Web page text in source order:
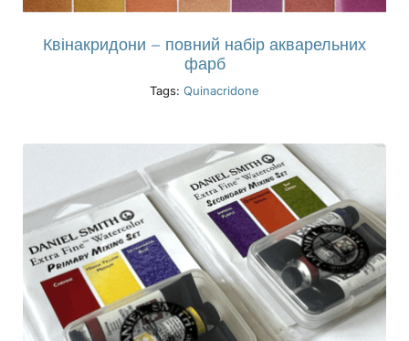
Квінакридони – повний набір акварельних
фарб
Tags: Quinacridone